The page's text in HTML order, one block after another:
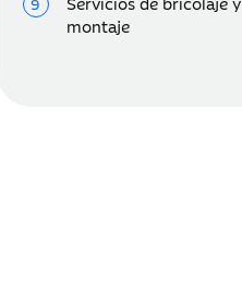
montaje